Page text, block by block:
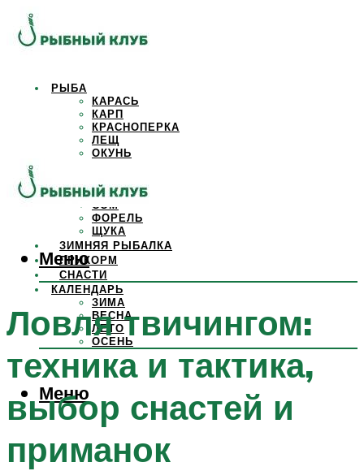
РЫБА
КАРАСЬ
КАРП
КРАСНОПЕРКА
ЛЕЩ
ОКУНЬ
САЗАН
СОМ
ФОРЕЛЬ
ЩУКА
ЗИМНЯЯ РЫБАЛКА
ПРИКОРМ
СНАСТИ
КАЛЕНДАРЬ
ЗИМА
ВЕСНА
ЛЕТО
ОСЕНЬ
Меню
Меню
Ловля твичингом:
техника и тактика,
выбор снастей и
приманок